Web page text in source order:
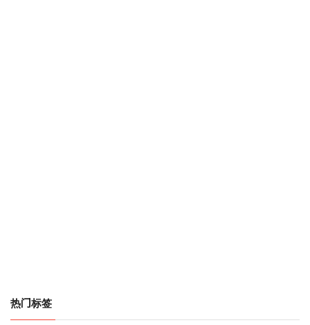
热门标签